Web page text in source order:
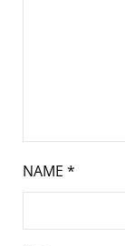
NAME *